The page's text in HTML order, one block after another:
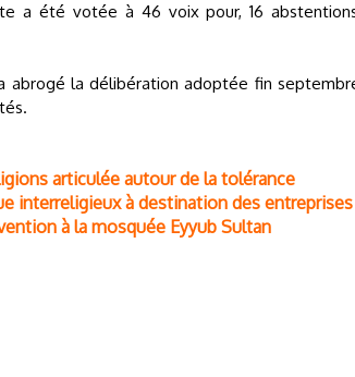
a été votée à 46 voix pour, 16
abrogé la délibération adoptée fin
articulée autour de la tolérance
interreligieux à destination des entreprises
à la mosquée Eyyub Sultan